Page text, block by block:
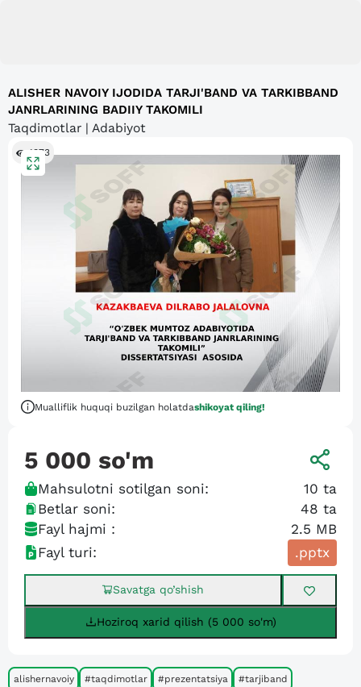
ALISHER NAVOIY IJODIDA TARJI'BAND VA TARKIBBAND
JANRLARINING BADIIY TAKOMILI
Taqdimotlar | Adabiyot
1373
Mualliflik huquqi buzilgan holatdashikoyat qiling!
5 000 so'm
Mahsulotni sotilgan soni: 10 ta
Betlar soni:
48 ta
Fayl hajmi :
2.5 MB
Fayl turi:
.pptx
Savatga qo’shish
Hoziroq xarid qilish (5 000 so'm)
alishernavoiy #taqdimotlar #prezentatsiya #tarjiband